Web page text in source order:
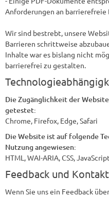
Anforderungen an barrierefreie
Wir sind bestrebt, unsere
Barrieren schrittweise
Inhalte war es bislang nicht
barrierefrei zu gestalten.
Die Zugänglichkeit der
getestet:
Chrome, Firefox, Edge, Safari
Die Website ist auf folgende
Nutzung angewiesen:
HTML, WAI-ARIA, CSS, JavaScript
Feedback und
Wenn Sie uns ein Feedback